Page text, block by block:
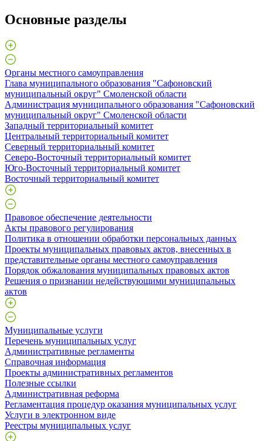
Основные разделы
Органы местного самоуправления
Глава муниципального образования "Сафоновский
муниципальный округ" Смоленской области
Администрация муниципального образования "Сафоновский
муниципальный округ" Смоленской области
Западный территориальный комитет
Центральный территориальный комитет
Северный территориальный комитет
Северо-Восточный территориальный комитет
Юго-Восточный территориальный комитет
Восточный территориальный комитет
Правовое обеспечение деятельности
Акты правового регулирования
Политика в отношении обработки персональных данных
Проекты муниципальных правовых актов, внесенных в
представительные органы местного самоуправления
Порядок обжалования муниципальных правовых актов
Решения о признании недействующими муниципальных
актов
Муниципальные услуги
Перечень муниципальных услуг
Административные регламенты
Справочная информация
Проекты административных регламентов
Полезные ссылки
Административная реформа
Регламентация процедур оказания муниципальных услуг
Услуги в электронном виде
Реестры муниципальных услуг